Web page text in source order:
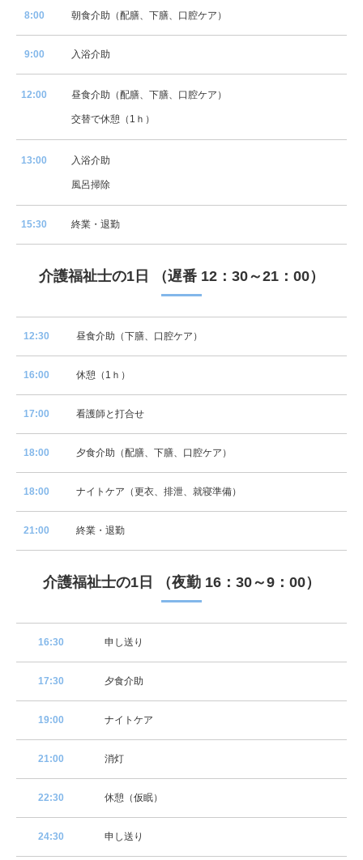
8:00 朝食介助（配膳、下膳、口腔ケア）
9:00 入浴介助
12:00 昼食介助（配膳、下膳、口腔ケア）
交替で休憩（1ｈ）
13:00 入浴介助
風呂掃除
15:30 終業・退勤
介護福祉士の1日 （遅番 12：30～21：00）
12:30 昼食介助（下膳、口腔ケア）
16:00 休憩（1ｈ）
17:00 看護師と打合せ
18:00 夕食介助（配膳、下膳、口腔ケア）
18:00 ナイトケア（更衣、排泄、就寝準備）
21:00 終業・退勤
介護福祉士の1日 （夜勤 16：30～9：00）
16:30 申し送り
17:30 夕食介助
19:00 ナイトケア
21:00 消灯
22:30 休憩（仮眠）
24:30 申し送り